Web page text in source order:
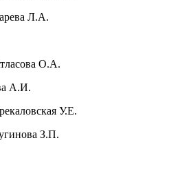
Л.А.
О.А.
А.И.
У.Е.
З.П.